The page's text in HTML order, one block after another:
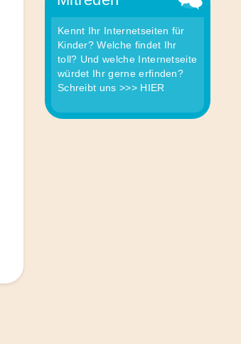
Kennt Ihr Internetseiten für
Kinder? Welche findet Ihr
toll? Und welche Internetseite
würdet Ihr gerne erfinden?
Schreibt uns>>> HIER